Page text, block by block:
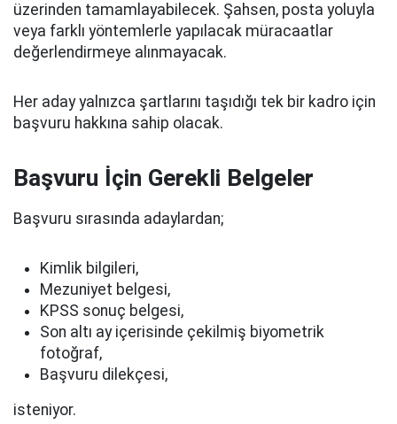
üzerinden tamamlayabilecek. Şahsen, posta yoluyla
veya farklı yöntemlerle yapılacak müracaatlar
değerlendirmeye alınmayacak.
Her aday yalnızca şartlarını taşıdığı tek bir kadro için
başvuru hakkına sahip olacak.
Başvuru İçin Gerekli Belgeler
Başvuru sırasında adaylardan;
Kimlik bilgileri,
Mezuniyet belgesi,
KPSS sonuç belgesi,
Son altı ay içerisinde çekilmiş biyometrik
fotoğraf,
Başvuru dilekçesi,
isteniyor.